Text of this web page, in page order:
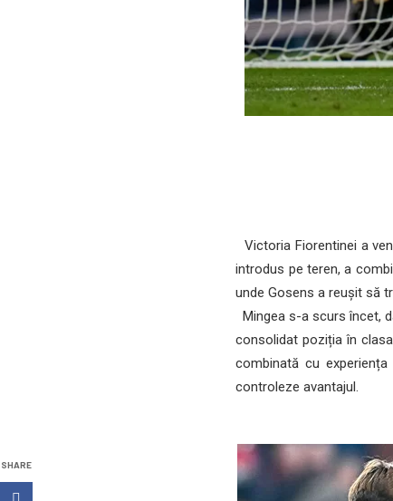
SHARE
Victoria Fiorentinei a
introdus pe teren, a
unde Gosens a reușit să
Mingea s-a scurs încet,
consolidat poziția în
combinată cu
controleze avantajul.